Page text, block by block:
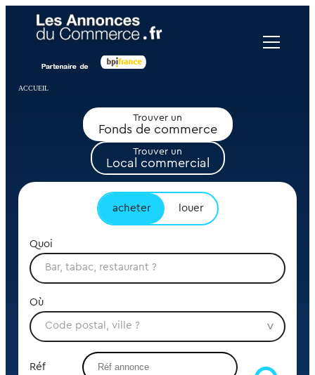
ACCUEIL
Trouver un
Fonds de commerce
Trouver un
Local commercial
acheter louer
Quoi
Où
Réf
Panneau de gestion des cookies